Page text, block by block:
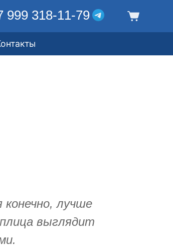
999 318-11-79
лучше
выглядит